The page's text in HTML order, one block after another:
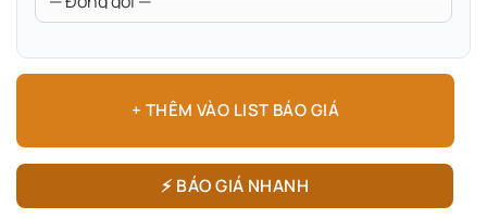
+ THÊM VÀO LIST BÁO GIÁ
⚡ BÁO GIÁ NHANH